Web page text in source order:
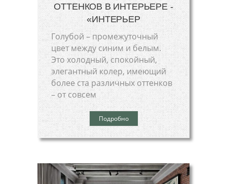
ОТТЕНКОВ В ИНТЕРЬЕРЕ -
«ИНТЕРЬЕР
Голубой – промежуточный
цвет между синим и белым.
Это холодный, спокойный,
элегантный колер, имеющий
более ста различных оттенков
– от совсем
Подробно